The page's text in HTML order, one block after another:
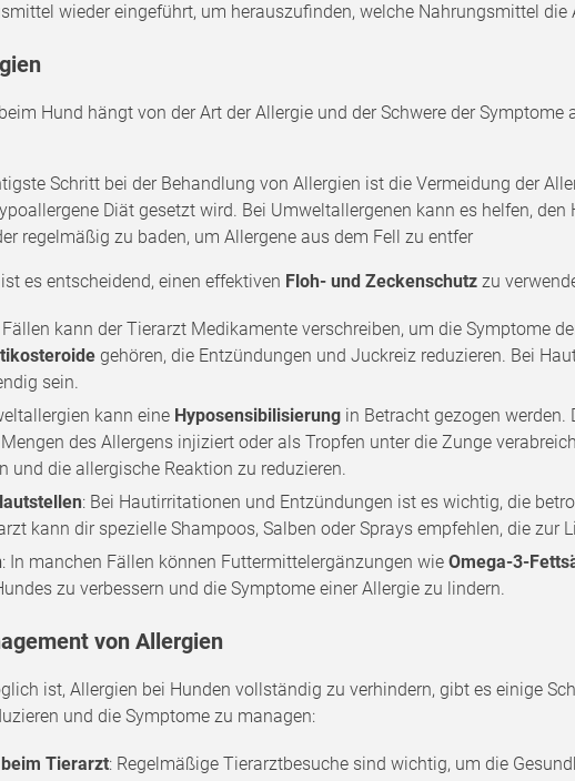
wieder eingeführt, um herauszufinden, welche Nahrungsmittel die
Hund hängt von der Art der Allergie und der Schwere der
Schritt bei der Behandlung von Allergien ist die Vermeidung der
Diät gesetzt wird. Bei Umweltallergenen kann es helfen,
regelmäßig zu baden, um Allergene aus dem Fell zu entfer
es entscheidend, einen effektiven Floh- und Zeckenschutz zu
kann der Tierarzt Medikamente verschreiben, um die Symptome
gehören, die Entzündungen und Juckreiz reduzieren. Bei
sein.
kann eine Hyposensibilisierung in Betracht gezogen werden.
des Allergens injiziert oder als Tropfen unter die Zunge
und die allergische Reaktion zu reduzieren.
: Bei Hautirritationen und Entzündungen ist es wichtig, die
kann dir spezielle Shampoos, Salben oder Sprays empfehlen, die zur
: In manchen Fällen können Futtermittelergänzungen wieOmega-3-
zu verbessern und die Symptome einer Allergie zu lindern.
von Allergien
ist, Allergien bei Hunden vollständig zu verhindern, gibt es einige
und die Symptome zu managen:
Tierarzt: Regelmäßige Tierarztbesuche sind wichtig, um die